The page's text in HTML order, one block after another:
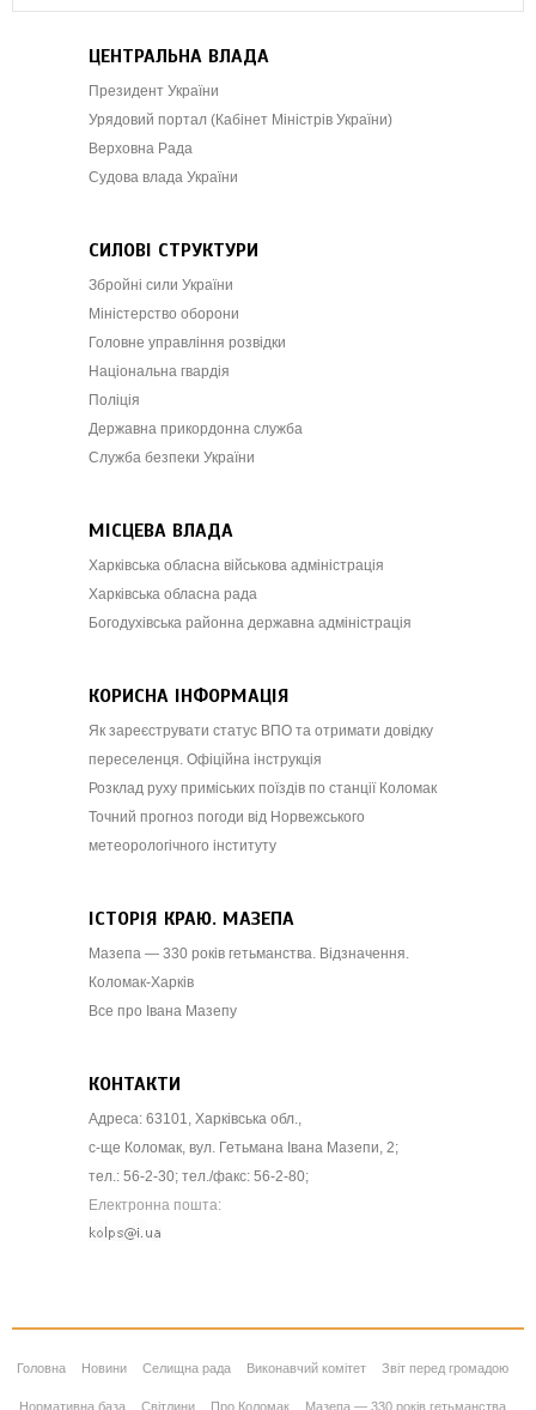
ЦЕНТРАЛЬНА ВЛАДА
Президент України
Урядовий портал (Кабінет Міністрів України)
Верховна Рада
Судова влада України
СИЛОВІ СТРУКТУРИ
Збройні сили України
Міністерство оборони
Головне управління розвідки
Національна гвардія
Поліція
Державна прикордонна служба
Служба безпеки України
МІСЦЕВА ВЛАДА
Харківська обласна військова адміністрація
Харківська обласна рада
Богодухівська районна державна адміністрація
КОРИСНА ІНФОРМАЦІЯ
Як зареєструвати статус ВПО та отримати довідку
переселенця. Офіційна інструкція
Розклад руху приміських поїздів по станції Коломак
Точний прогноз погоди від Норвежського
метеорологічного інституту
ІСТОРІЯ КРАЮ. МАЗЕПА
Мазепа — 330 років гетьманства. Відзначення.
Коломак-Харків
Все про Івана Мазепу
КОНТАКТИ
Адреса: 63101, Харківська обл.,
с-ще Коломак, вул. Гетьмана Івана Мазепи, 2;
тел.: 56-2-30; тел./факс: 56-2-80;
Електронна пошта:
Головна Новини Селищна рада Виконавчий комітет Звіт перед громадою
Нормативна база Світлини Про Коломак Мазепа — 330 років гетьманства